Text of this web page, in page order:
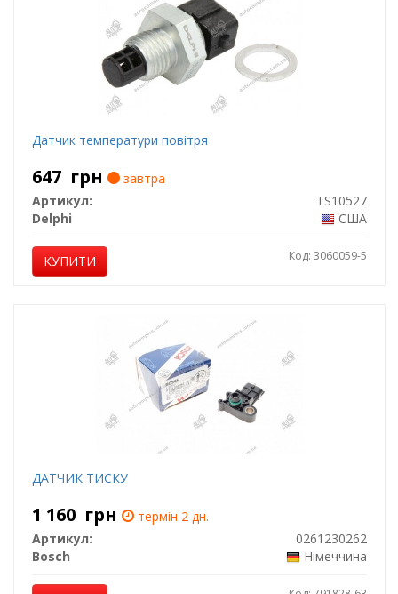
Датчик температури повітря
647 грн
завтра
Артикул:
TS10527
Delphi
США
КУПИТИ Код: 3060059-5
ДАТЧИК ТИСКУ
1 160 грн
термін 2 дн.
Артикул:
0261230262
Bosch
Німеччина